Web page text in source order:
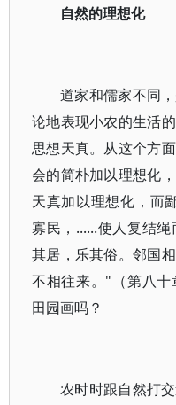
自然的理想化
道家和儒家不同
论地表现小农的生活
思想天真。从这个方
会的简朴加以理想化
天真加以理想化，而
寡民，......使人复结
其居，乐其俗。邻国
不相往来。"（第八
田园画吗？
农时时跟自然打